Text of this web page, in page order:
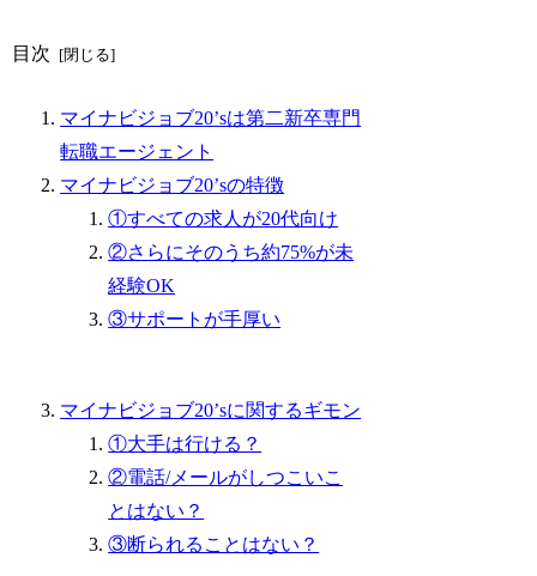
目次
マイナビジョブ20’sは第二新卒専門
転職エージェント
マイナビジョブ20’sの特徴
①すべての求人が20代向け
②さらにそのうち約75%が未
経験OK
③サポートが手厚い
マイナビジョブ20’sに関するギモン
①大手は行ける？
②電話/メールがしつこいこ
とはない？
③断られることはない？